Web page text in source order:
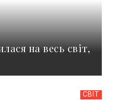
на весь світ,
СВІТ